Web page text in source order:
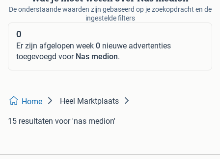
De onderstaande waarden zijn gebaseerd op je zoekopdracht en de
ingestelde filters
0
Er zijn afgelopen week 0 nieuwe advertenties
toegevoegd voor Nas medion.
Home Heel Marktplaats
15 resultaten voor 'nas medion'